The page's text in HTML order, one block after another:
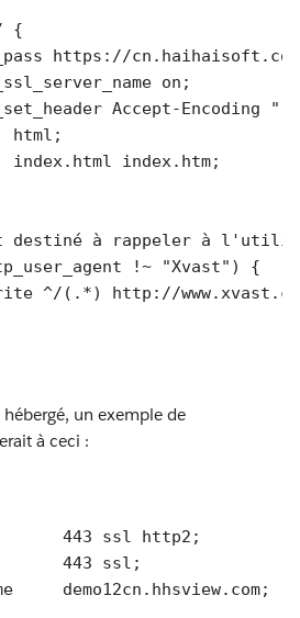
{
https://
on;
Accept-Encoding "";
html;
index.html index.htm;
destiné à rappeler à
!~ "Xvast") {
^/(.*) http://
un exemple de
à ceci :
# listen	443 ssl;